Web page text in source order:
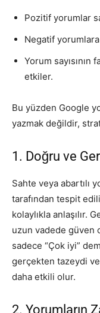
Pozitif yorumlar
Negatif
Yorum sayısının
etkiler.
Bu yüzden Google
yazmak değildir,
1. Doğru ve
Sahte veya abartılı
tarafından tespit
kolaylıkla anlaşılır.
uzun vadede güven
sadece “Çok iyi”
gerçekten tazeydi ve
daha etkili olur.
2. Yorumların